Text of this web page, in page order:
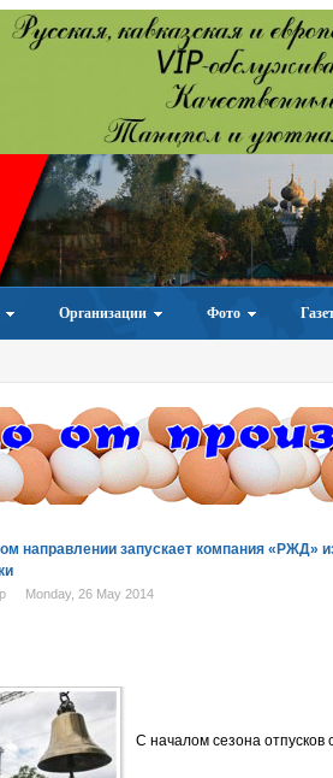
Организации Фото
направлении запускает компания «РЖД»
Monday, 26 May 2014
С началом сезона отпусков